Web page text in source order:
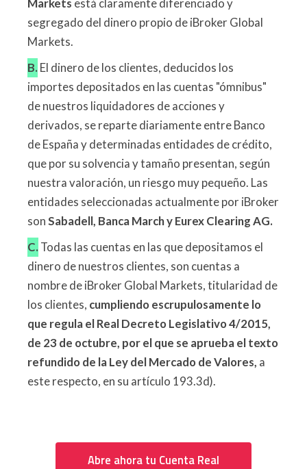
segregado del dinero propio de iBroker Global
Markets.
B. El dinero de los clientes, deducidos los
importes depositados en las cuentas "ómnibus"
de nuestros liquidadores de acciones y
derivados, se reparte diariamente entre Banco
de España y determinadas entidades de crédito,
que por su solvencia y tamaño presentan, según
nuestra valoración, un riesgo muy pequeño. Las
entidades seleccionadas actualmente por iBroker
sonSabadell, Banca March y Eurex Clearing AG.
C. Todas las cuentas en las que depositamos el
dinero de nuestros clientes, son cuentas a
nombre de iBroker Global Markets, titularidad de
los clientes, cumpliendo escrupulosamente lo
que regula el Real Decreto Legislativo 4/2015,
de 23 de octubre, por el que se aprueba el texto
refundido de la Ley del Mercado de Valores, a
este respecto, en su artículo 193.3d).
Abre ahora tu Cuenta Real